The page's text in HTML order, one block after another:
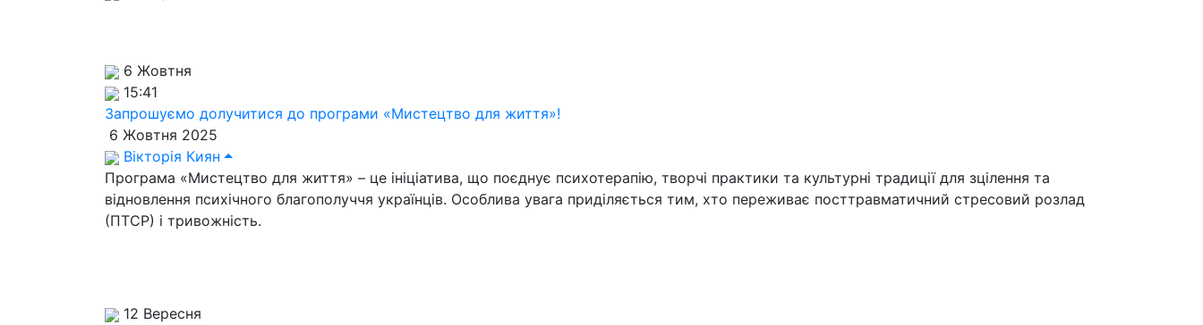
6 Жовтня
15:41
Запрошуємо долучитися до програми «Мистецтво для життя»!
6 Жовтня 2025
Вікторія Киян
Програма «Мистецтво для життя» – це ініціатива, що поєднує психотерапію, творчі практики та культурні традиції для зцілення та
відновлення психічного благополуччя українців. Особлива увага приділяється тим, хто переживає посттравматичний стресовий розлад
(ПТСР) і тривожність.
12 Вересня